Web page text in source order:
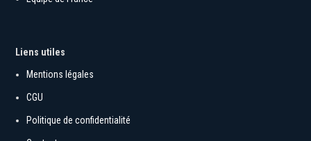
Équipe de France
Mentions légales
Politique de confidentialité